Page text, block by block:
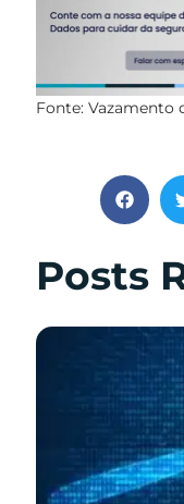
Fonte: Vazamento
Posts